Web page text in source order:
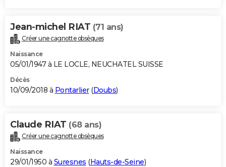
Jean-michel RIAT (71 ans)
Créer une cagnotte obsèques
Naissance
05/01/1947 à LE LOCLE, NEUCHATEL SUISSE
Décès
10/09/2018 à Pontarlier(Doubs)
Claude RIAT (68 ans)
Créer une cagnotte obsèques
Naissance
29/01/1950 à Suresnes (Hauts-de-Seine)